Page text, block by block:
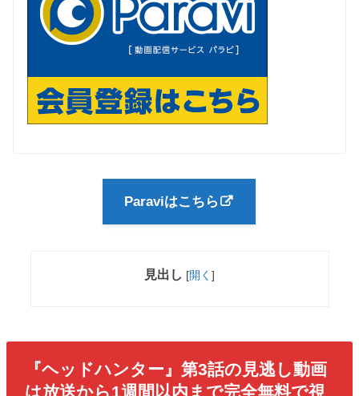
Paraviはこちら
見出し [開く ]
『ヘッドハンター』 第3話の見逃し動画
は放送から1週間以内まで完全無料で視